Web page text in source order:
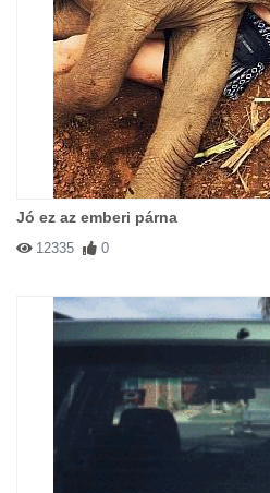
Jó ez az emberi párna
12335 0